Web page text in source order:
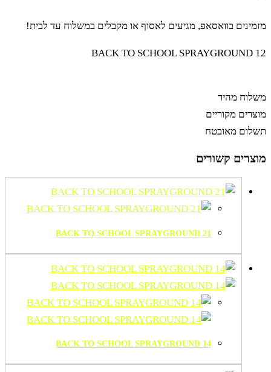
מזמינים בוואסאפ, מגיעים לאסוף או מקבלים במשלוח עד לבית!
BACK TO SCHOOL SPRAYGROUND 12
משלוח מהיר
מוצרים מקוריים
תשלום מאובטח
מוצרים קשורים
BACK TO SCHOOL SPRAYGROUND 21
BACK TO SCHOOL SPRAYGROUND 14